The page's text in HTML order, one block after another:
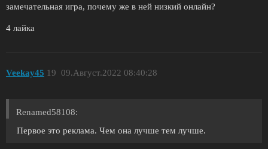
замечательная игра, почему же в ней низкий онлайн?
4 лайка
Veekay45 09.Август.2022 08:40:28
19
Renamed58108:
Первое это реклама. Чем она лучше тем лучше.